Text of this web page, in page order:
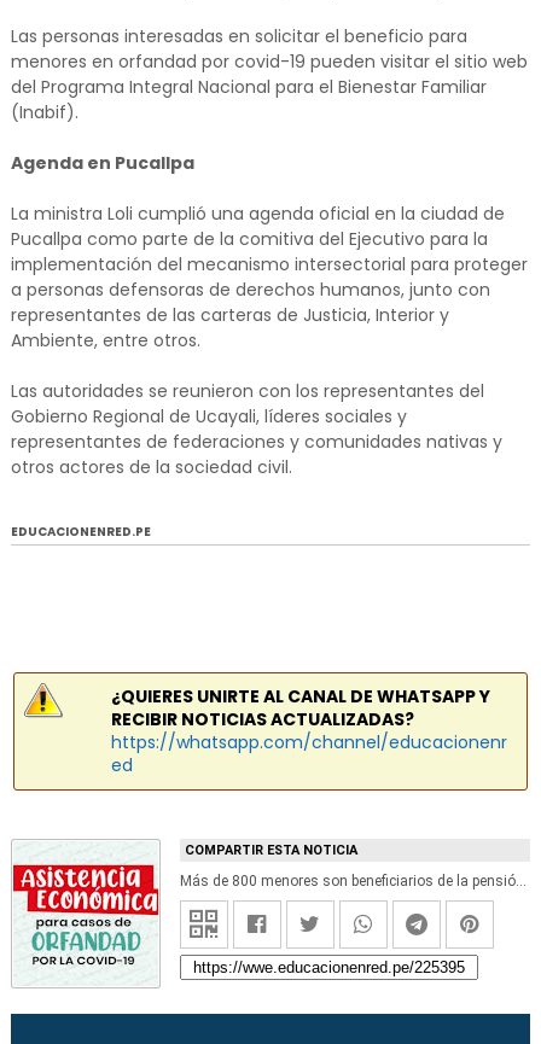
Las personas interesadas en solicitar el beneficio para
menores en orfandad por covid-19 pueden visitar el sitio web
del Programa Integral Nacional para el Bienestar Familiar
(Inabif).
Agenda en Pucallpa
La ministra Loli cumplió una agenda oficial en la ciudad de
Pucallpa como parte de la comitiva del Ejecutivo para la
implementación del mecanismo intersectorial para proteger
a personas defensoras de derechos humanos, junto con
representantes de las carteras de Justicia, Interior y
Ambiente, entre otros.
Las autoridades se reunieron con los representantes del
Gobierno Regional de Ucayali, líderes sociales y
representantes de federaciones y comunidades nativas y
otros actores de la sociedad civil.
EDUCACIONENRED.PE
¿QUIERES UNIRTE AL CANAL DE WHATSAPP Y
RECIBIR NOTICIAS ACTUALIZADAS?
https://whatsapp.com/channel/educacionenr
ed
COMPARTIR ESTA NOTICIA
Más de 800 menores son beneficiarios de la pensión de orfandad por covid-19